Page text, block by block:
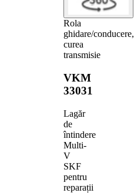
Rola
ghidare/conducere,
curea
transmisie
VKM
33031
Lagăr
de
întindere
Multi-
V
SKF
pentru
reparații